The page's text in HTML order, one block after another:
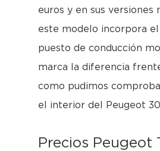
euros y en sus versiones
este modelo incorpora el
puesto de conducción
marca la diferencia
como pudimos
el interior del Peugeot
Precios Peugeot